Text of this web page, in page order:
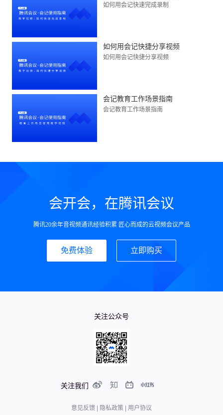
如何用会记快速完成录制
如何用会记快捷分享视频
如何用会记快捷分享视频
会记教育工作场景指南
会记教育工作场景指南
会开会，在腾讯会议
腾讯20余年音视频通讯经验积累 匠心而成的云视频会议产品
免费体验 立即购买
关注我们
关注公众号
意见反馈 隐私政策 用户协议